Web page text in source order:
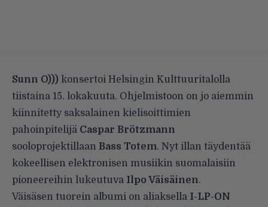
Sunn O))) konsertoi Helsingin Kulttuuritalolla
tiistaina 15. lokakuuta. Ohjelmistoon on jo aiemmin
kiinnitetty saksalainen kielisoittimien
pahoinpitelijä Caspar Brötzmann
sooloprojektillaan Bass Totem. Nyt illan täydentää
kokeellisen elektronisen musiikin suomalaisiin
pioneereihin lukeutuva Ilpo Väisäinen.
Väisäsen tuorein albumi on aliaksella I-LP-ON